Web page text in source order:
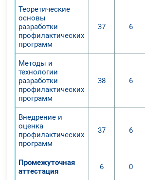
Теоретические
основы
разработки
профилактических
программ
37 6
Методы и
технологии
разработки
профилактических
программ
38 6
Внедрение и
оценка
профилактических
программ
37 6
Промежуточная
аттестация
6 0